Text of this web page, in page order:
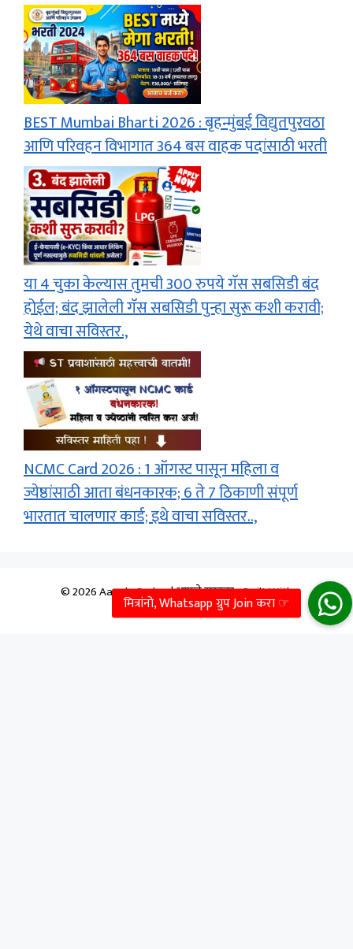
BEST Mumbai Bharti 2026 : बृहन्मुंबई विद्युतपुरवठा
आणि परिवहन विभागात 364 बस वाहक पदांसाठी भरती
या 4 चुका केल्यास तुमची 300 रुपये गॅस सबसिडी बंद
होईल; बंद झालेली गॅस सबसिडी पुन्हा सुरू कशी करावी;
येथे वाचा सविस्तर.,
NCMC Card 2026 : 1 ऑगस्ट पासून महिला व
ज्येष्ठांसाठी आता बंधनकारक; 6 ते 7 ठिकाणी संपूर्ण
भारतात चालणार कार्ड; इथे वाचा सविस्तर..,
© 2026 Aapale Sarkar | आपले सरकार• Built With
GeneratePress